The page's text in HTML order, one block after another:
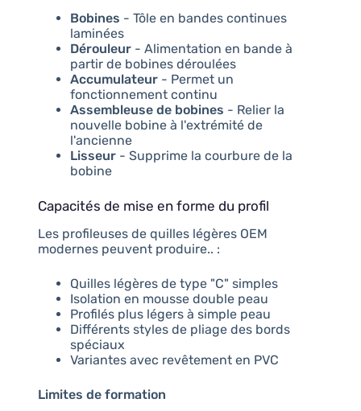
Bobines - Tôle en bandes continues
laminées
Dérouleur- Alimentation en bande à
partir de bobines déroulées
Accumulateur- Permet un
fonctionnement continu
Assembleuse de bobines - Relier la
nouvelle bobine à l'extrémité de
l'ancienne
Lisseur- Supprime la courbure de la
bobine
Capacités de mise en forme du profil
Les profileuses de quilles légères OEM
modernes peuvent produire.. :
Quilles légères de type "C" simples
Isolation en mousse double peau
Profilés plus légers à simple peau
Différents styles de pliage des bords
spéciaux
Variantes avec revêtement en PVC
Limites de formation